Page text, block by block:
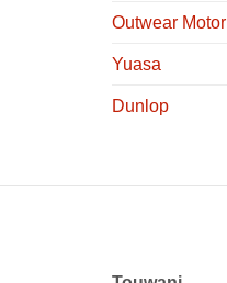
Outwear Motor
Yuasa
Dunlop